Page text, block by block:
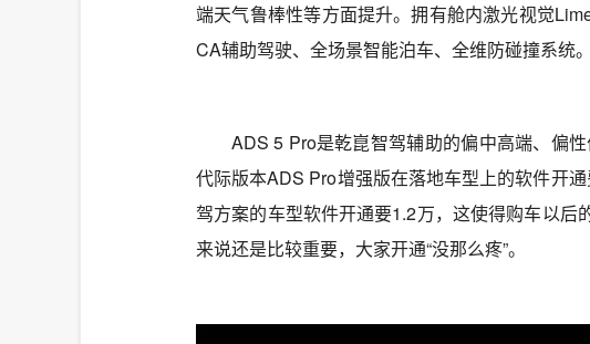
端天气鲁棒性‌等方面提升。拥有舱内激光视觉
CA辅助驾驶、全场景智能泊车、全维防碰撞系统。
ADS 5 Pro是乾崑智驾辅助的偏中高端、偏
代际版本ADS Pro增强版在落地车型上的软件开
驾方案的车型软件开通要1.2万，这使得购车以后
来说还是比较重要，大家开通“没那么疼”。